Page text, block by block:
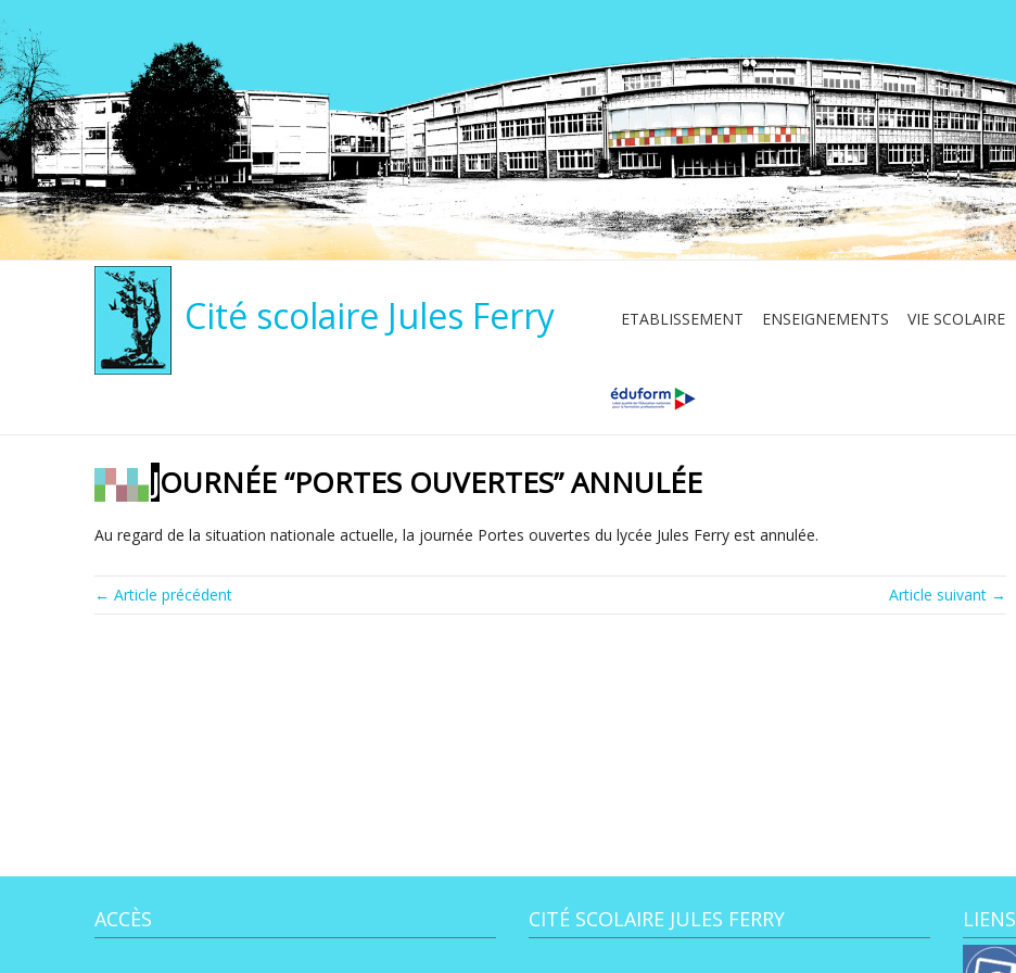
Cité scolaire Jules Ferry ETABLISSEMENT ENSEIGNEMENTS VIE SCOLAIRE
JOURNÉE “PORTES OUVERTES” ANNULÉE
Au regard de la situation nationale actuelle, la journée Portes ouvertes du lycée Jules Ferry est annulée.
← Article précédent Article suivant →
ACCÈS CITÉ SCOLAIRE JULES FERRY LIENS